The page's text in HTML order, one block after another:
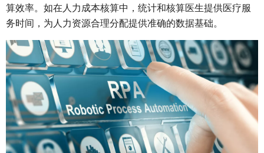
算效率。如在人力成本核算中，统计和核算医生提供医疗服
务时间，为人力资源合理分配提供准确的数据基础。